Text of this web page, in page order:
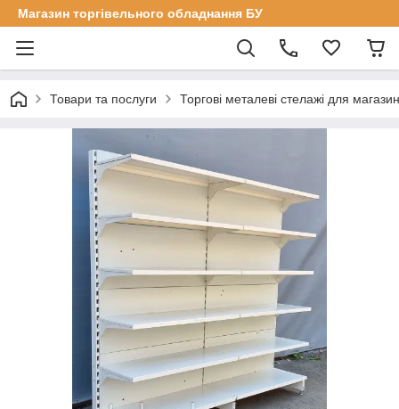
Магазин торгівельного обладнання БУ
Товари та послуги Торгові металеві стелажі для